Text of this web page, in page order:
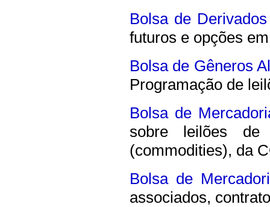
Bolsa de
futuros e opções
Bolsa de Gêneros
Programação de
Bolsa de
sobre leilões de
(commodities), da
Bolsa de
associados,